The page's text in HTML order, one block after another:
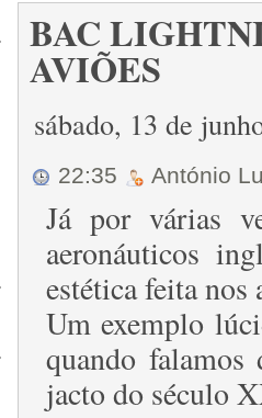
BAC
AVIÕES
sábado, 13 de
22:35 António
Já por várias
aeronáuticos
estética feita nos
Um exemplo
quando
jacto do século